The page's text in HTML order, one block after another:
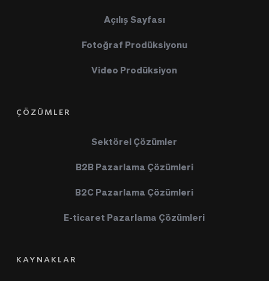
Açılış Sayfası
Fotoğraf Prodüksiyonu
Video Prodüksiyon
ÇÖZÜMLER
Sektörel Çözümler
B2B Pazarlama Çözümleri
B2C Pazarlama Çözümleri
E-ticaret Pazarlama Çözümleri
KAYNAKLAR